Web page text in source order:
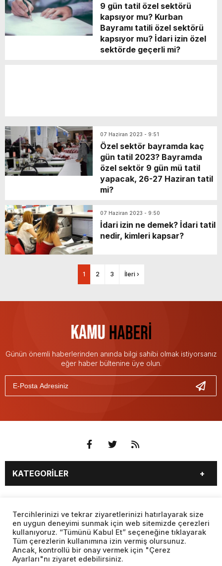
9 gün tatil özel sektörü
kapsıyor mu? Kurban
Bayramı tatili özel sektörü
kapsıyor mu? İdari izin özel
sektörde geçerli mi?
07 Haziran 2023 - 9:51
Özel sektör bayramda kaç
gün tatil 2023? Bayramda
özel sektör 9 gün mü tatil
yapacak, 26-27 Haziran tatil
mi?
07 Haziran 2023 - 9:50
İdari izin ne demek? İdari tatil
nedir, kimleri kapsar?
1 2 3 İleri ›
Günün önemli haberlerinden anında bilgi sahibi olmak istiyorsanız
eğer haber bültenine üye olun.
KATEGORİLER
EĞİTİM
SAĞLIK
YAŞAM
SPOR
MAGAZİN
KÜLTÜR SANAT
TEKNOLOJİ
DÜNYA
SAYFALAR
BURÇLAR
CANLI BORSA
CANLI SONUÇLAR
CANLI TV
FİKSTÜR
FİRMA EKLE
Web sitemizde yer alan haber içerikleri izin alınmadan,
kaynak gösterilerek dahi iktibas edilemez. Kanuna aykırı ve
Tercihlerinizi ve tekrar ziyaretlerinizi hatırlayarak size
en uygun deneyimi sunmak için web sitemizde çerezleri
kullanıyoruz. “Tümünü Kabul Et” seçeneğine tıklayarak
Tüm çerezlerin kullanımına izin vermiş olursunuz.
Ancak, kontrollü bir onay vermek için "Çerez
Ayarları"nı ziyaret edebilirsiniz.